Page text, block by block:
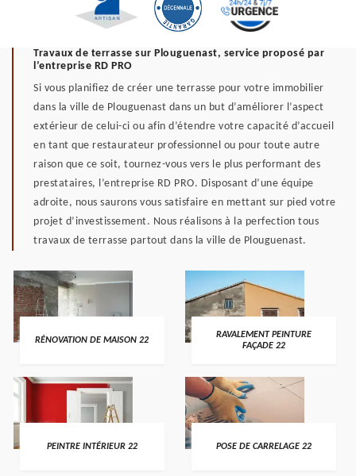
Travaux de terrasse sur Plouguenast, service proposé par
l’entreprise RD PRO
Si vous planifiez de créer une terrasse pour votre immobilier
dans la ville de Plouguenast dans un but d’améliorer l’aspect
extérieur de celui-ci ou afin d’étendre votre capacité d’accueil
en tant que restaurateur professionnel ou pour toute autre
raison que ce soit, tournez-vous vers le plus performant des
prestataires, l’entreprise RD PRO. Disposant d’une équipe
adroite, nous saurons vous satisfaire en mettant sur pied votre
projet d’investissement. Nous réalisons à la perfection tous
travaux de terrasse partout dans la ville de Plouguenast.
RÉNOVATION DE MAISON 22
RAVALEMENT PEINTURE
FAÇADE 22
PEINTRE INTÉRIEUR 22 POSE DE CARRELAGE 22